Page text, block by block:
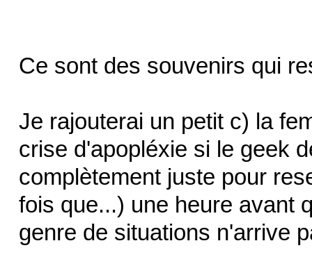
Ce sont des souvenirs qui
Je rajouterai un petit c) la
crise d'apopléxie si le geek
complètement juste pour
fois que...) une heure avant
genre de situations n'arrive